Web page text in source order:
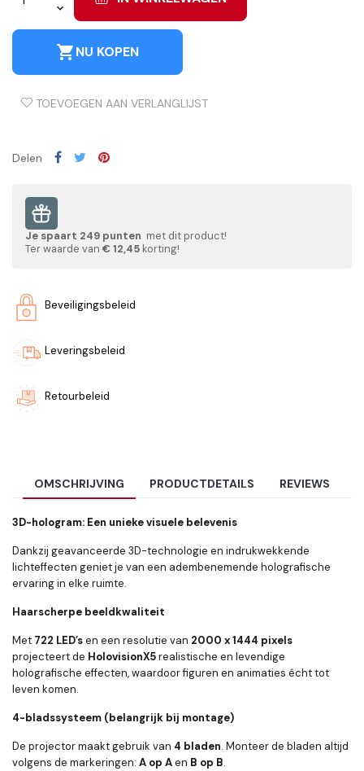
shopping_cartNU KOPEN
TOEVOEGEN AAN VERLANGLIJST
Delen
Je spaart 249 punten met dit product!
Ter waarde van € 12,45 korting!
Beveiligingsbeleid
Leveringsbeleid
Retourbeleid
OMSCHRIJVING PRODUCTDETAILS REVIEWS
3D-hologram: Een unieke visuele belevenis
Dankzij geavanceerde 3D-technologie en indrukwekkende
lichteffecten geniet je van een adembenemende holografische
ervaring in elke ruimte.
Haarscherpe beeldkwaliteit
Met 722 LED’sen een resolutie van 2000 x 1444 pixels
projecteert de HolovisionX5realistische en levendige
holografische effecten, waardoor figuren en animaties écht tot
leven komen.
4-bladssysteem (belangrijk bij montage)
De projector maakt gebruik van 4 bladen. Monteer de bladen altijd
volgens de markeringen: A op Aen B op B.